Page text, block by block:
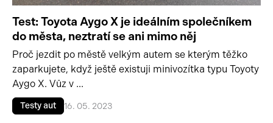
Test: Toyota Aygo X je ideálním společníkem
do města, neztratí se ani mimo něj
Proč jezdit po městě velkým autem se kterým těžko
zaparkujete, když ještě existuji minivozítka typu Toyoty
Aygo X. Vůz v ...
Testy aut 16. 05. 2023